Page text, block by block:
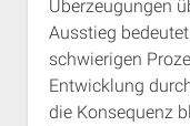
Überzeugungen
Ausstieg
schwierigen
Entwicklung
die Konsequenz